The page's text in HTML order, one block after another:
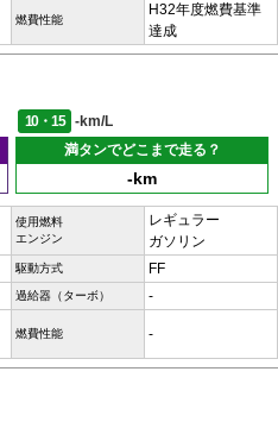
燃費性能
H32年度燃費基準
達成
10・15
-km/L
満タンでどこまで走る？
-km
使用燃料
エンジン
レギュラー
ガソリン
駆動方式 FF
過給器（ターボ） -
燃費性能 -